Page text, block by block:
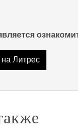
Литрес